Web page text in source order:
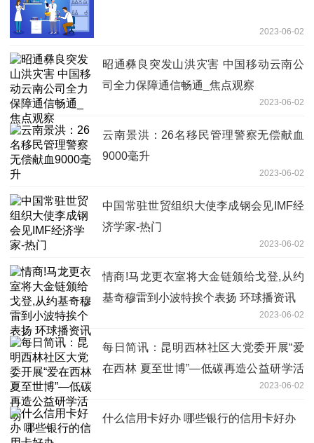
2023-06-02
昭通彝良突发山洪灾害 中国移动云南公
司全力保障通信畅通_焦点观察
2023-06-02
云南景洪：26名移民管理警察无偿献血
9000毫升
2023-06-02
中国常驻世贸组织大使李成钢会见IMF经
济学家-热门
2023-06-02
情商!马龙更衣室将大金链颁给戈登,从约
基奇穆雷到小波特挨个表扬 环球播资讯
2023-06-02
每日简讯：昆明西林社区大党委开展“爱
在西林 夏至世博”—低碳再造公益研学活
2023-06-02
什么信用卡好办 哪些银行的信用卡好办